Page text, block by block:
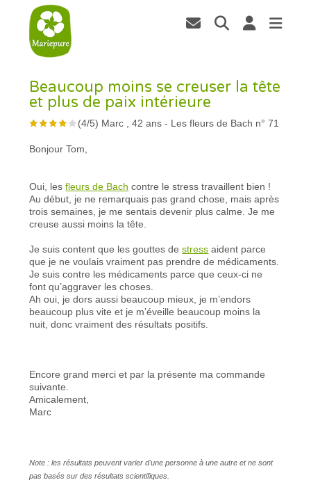
Beaucoup moins se creuser la tête
et plus de paix intérieure
(4/5) Marc , 42 ans - Les fleurs de Bach n° 71
Bonjour Tom,
Oui, lesfleurs de Bach contre le stress travaillent bien !
Au début, je ne remarquais pas grand chose, mais après
trois semaines, je me sentais devenir plus calme. Je me
creuse aussi moins la tête.
Je suis content que les gouttes destress aident parce
que je ne voulais vraiment pas prendre de médicaments.
Je suis contre les médicaments parce que ceux-ci ne
font qu’aggraver les choses.
Ah oui, je dors aussi beaucoup mieux, je m’endors
beaucoup plus vite et je m’éveille beaucoup moins la
nuit, donc vraiment des résultats positifs.
Encore grand merci et par la présente ma commande
suivante.
Amicalement,
Marc
Note : les résultats peuvent varier d'une personne à une autre et ne sont
pas basés sur des résultats scientifiques.